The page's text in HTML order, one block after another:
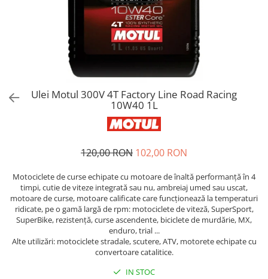
Bord | Plastice Interioare
Parfumuri | Odorizante
CEARA | SEALANT | TRATAMENTE
PROTECTIE | COATING CERAMIC
LAVETE | PROSOAPE
ACCESORII | ECHIPAMENTE |
Ulei Motul 300V 4T Factory Line Road Racing
10W40 1L
120,00 RON 102,00 RON
Motociclete de curse echipate cu motoare de înaltă performanță în 4
timpi, cutie de viteze integrată sau nu, ambreiaj umed sau uscat,
motoare de curse, motoare calificate care funcționează la temperaturi
ridicate, pe o gamă largă de rpm: motociclete de viteză, SuperSport,
SuperBike, rezistență, curse ascendente, biciclete de murdărie, MX,
enduro, trial ...
Alte utilizări: motociclete stradale, scutere, ATV, motorete echipate cu
convertoare catalitice.
IN STOC